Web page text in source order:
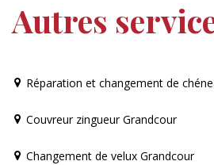
Autres
Réparation et changement de
Couvreur zingueur Grandcour
Changement de velux Grandcour